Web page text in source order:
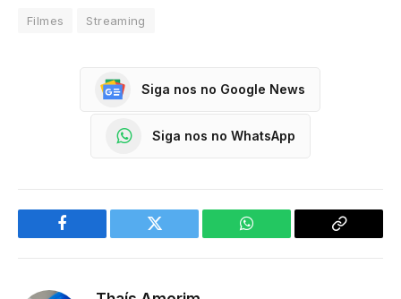
Filmes Streaming
Siga nos no Google News
Siga nos no WhatsApp
Facebook Twitter WhatsApp
Copy